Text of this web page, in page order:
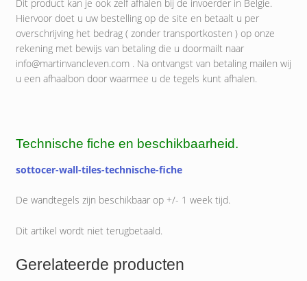
Dit product kan je ook zelf afhalen bij de invoerder in Belgie.
Hiervoor doet u uw bestelling op de site en betaalt u per
overschrijving het bedrag ( zonder transportkosten ) op onze
rekening met bewijs van betaling die u doormailt naar
info@martinvancleven.com . Na ontvangst van betaling mailen wij
u een afhaalbon door waarmee u de tegels kunt afhalen.
Technische fiche en beschikbaarheid.
sottocer-wall-tiles-technische-fiche
De wandtegels zijn beschikbaar op +/- 1 week tijd.
Dit artikel wordt niet terugbetaald.
Gerelateerde producten